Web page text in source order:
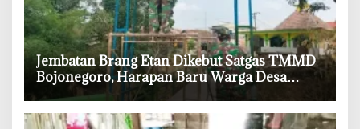
‎Jembatan Brang Etan Dikebut Satgas TMMD
Bojonegoro, Harapan Baru Warga Desa
Kesongo